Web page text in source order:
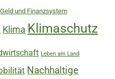
Geld und Finanzsystem
Klima Klimaschutz
Leben am Land
Nachhaltige